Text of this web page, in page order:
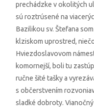
prechádzke v okolitých
sú roztrúsené na
Bazilikou sv. Štefana
klziskom uprostred,
Hviezdoslavovom
komornejší, boli tu
ručne šité tašky a
s občerstvením
sladké dobroty.